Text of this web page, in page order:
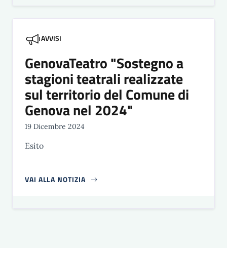
AVVISI
GenovaTeatro "Sostegno a
stagioni teatrali realizzate
sul territorio del Comune di
Genova nel 2024"
19 Dicembre 2024
Esito
VAI ALLA NOTIZIA